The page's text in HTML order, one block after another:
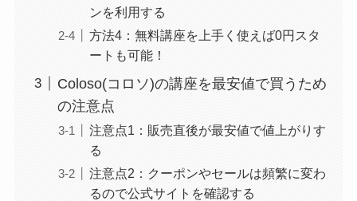
ンを利用する
方法4：無料講座を上手く使えば0円スタ
ートも可能！
Coloso(コロソ)の講座を最安値で買うため
の注意点
注意点1：販売直後が最安値で値上がりす
る
注意点2：クーポンやセールは頻繁に変わ
るので公式サイトを確認する